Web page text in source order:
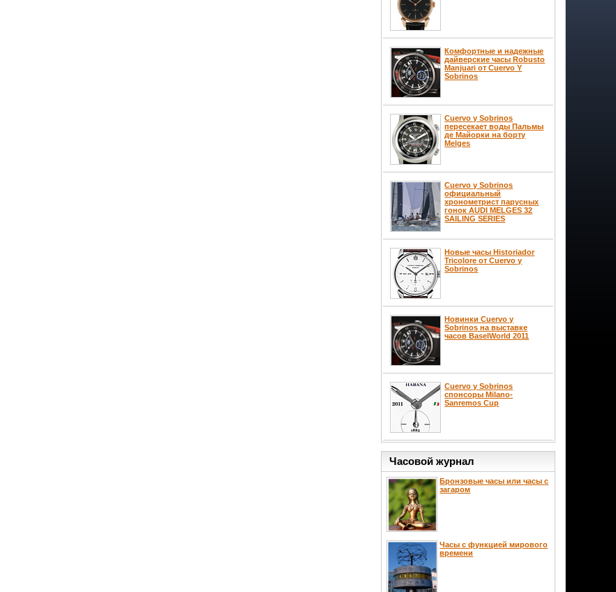
Комфортные и надежные
дайверские часы Robusto
Manjuari от Cuervo Y
Sobrinos
Cuervo y Sobrinos
пересекает воды Пальмы
де Майорки на борту
Melges
Cuervo у Sobrinos
официальный
хронометрист парусных
гонок AUDI MELGES 32
SAILING SERIES
Новые часы Historiador
Tricolore от Cuervo y
Sobrinos
Новинки Cuervo y
Sobrinos на выставке
часов BaselWorld 2011
Cuervo y Sobrinos
спонсоры Milano-
Sanremos Cup
Часовой журнал
Бронзовые часы или часы с
загаром
Часы с функцией мирового
времени